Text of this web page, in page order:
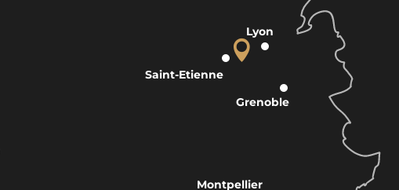
Lyon
Grenoble
Montpellier
Saint-Etienne